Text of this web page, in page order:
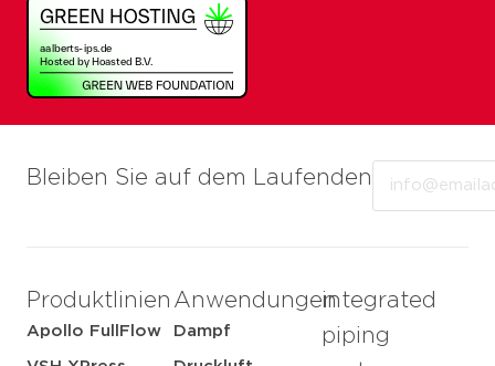
Bleiben Sie auf dem Laufenden
Produktlinien
Apollo FullFlow
Anwendungen
Dampf
integrated
piping